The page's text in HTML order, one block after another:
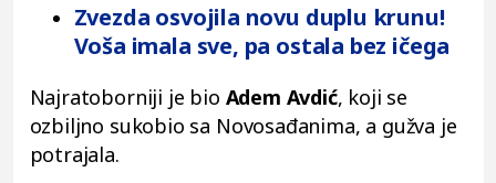
Zvezda osvojila novu duplu krunu!
Voša imala sve, pa ostala bez ičega
Najratoborniji je bio Adem Avdić, koji se
ozbiljno sukobio sa Novosađanima, a gužva je
potrajala.